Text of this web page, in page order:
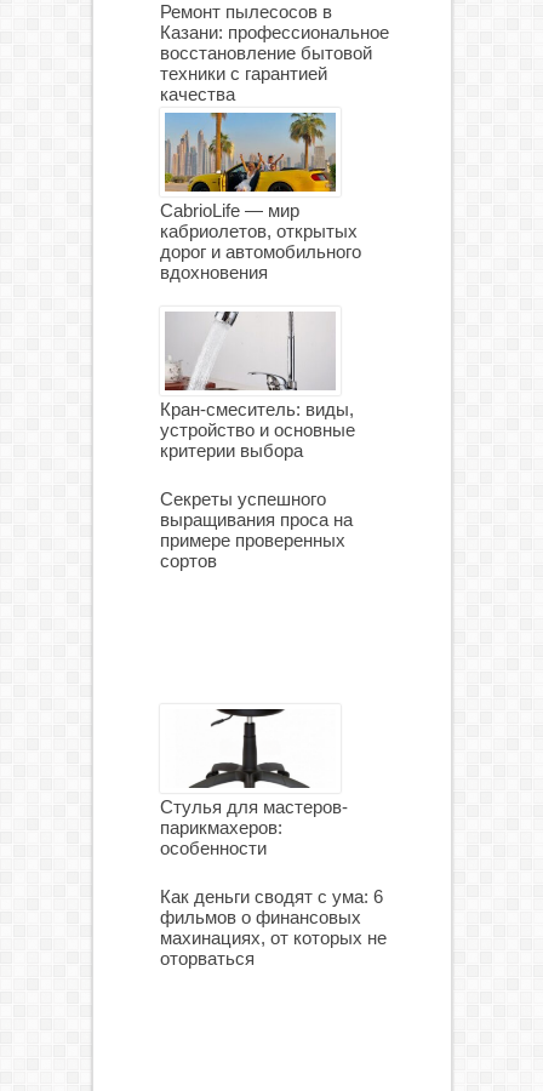
Ремонт пылесосов в
Казани: профессиональное
восстановление бытовой
техники с гарантией
качества
CabrioLife — мир
кабриолетов, открытых
дорог и автомобильного
вдохновения
Кран-смеситель: виды,
устройство и основные
критерии выбора
Секреты успешного
выращивания проса на
примере проверенных
сортов
Стулья для мастеров-
парикмахеров:
особенности
Как деньги сводят с ума: 6
фильмов о финансовых
махинациях, от которых не
оторваться